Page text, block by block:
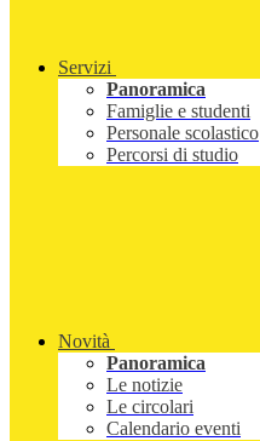
Servizi
Panoramica
Famiglie e studenti
Personale scolastico
Percorsi di studio
Novità
Panoramica
Le notizie
Le circolari
Calendario eventi